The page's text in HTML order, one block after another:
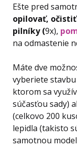
Ešte pred
opilovať,
pilníky (9x),
na odmastenie
Máte dve
vyberiete
ktorom sa
súčasťou sady)
(celkovo 200
lepidla (takisto
samotnou